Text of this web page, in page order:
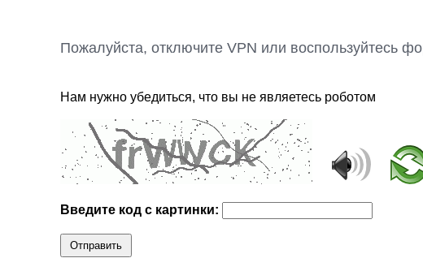
Пожалуйста, отключите VPN или воспользуйтесь
Нам нужно убедиться, что вы не являетесь роботом
Введите код с картинки:
Отправить